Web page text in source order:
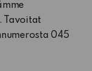
Tavoitat
045